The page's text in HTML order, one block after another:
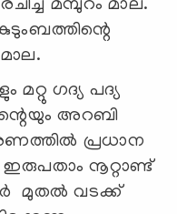
മമ്പുറം മാല.
മറ്റു ഗദ്യ പദ്യ
അറബി
പ്രധാന
ഇരുപതാം നൂറ്റാണ്ട്
മുതൽ വടക്ക്